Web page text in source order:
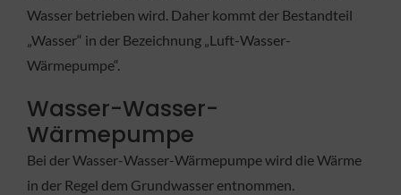
Wasser betrieben wird. Daher kommt der Bestandteil
„Wasser“ in der Bezeichnung „Luft-Wasser-
Wärmepumpe“.
Wasser-Wasser-
Wärmepumpe
Bei der Wasser-Wasser-Wärmepumpe wird die Wärme
in der Regel dem Grundwasser entnommen.